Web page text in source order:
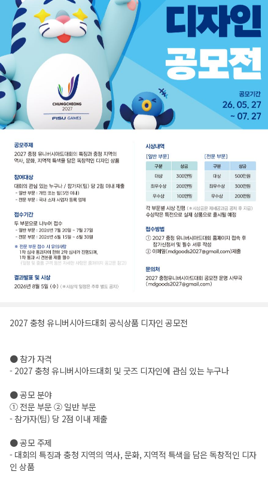
2027 충청 유니버시아드대회 공식상품 디자인 공모전
● 참가 자격
- 2027 충청 유니버시아드대회 및 굿즈 디자인에 관심 있는 누구나
● 공모 분야
① 전문 부문 ② 일반 부문
- 참가자(팀) 당 2점 이내 제출
● 공모 주제
- 대회의 특징과 충청 지역의 역사, 문화, 지역적 특색을 담은 독창적인 디자
인 상품